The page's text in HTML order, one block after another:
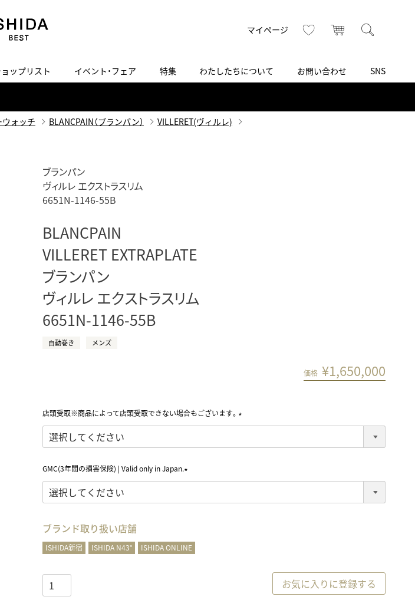
マイページ お気に入りカート
ARMINSTROM
アーミンシュトローム
ブランド一覧はこちら
サービスについて
検索
ヴィンテージブランド
ップリスト
表参道 ISHIDA N43°（札幌）
Time Lounge
参道ブティック
ヒューリックスクエア札幌
イベント・フェア 特集 わたしたちについて お問い合わせ SNS
INSTAGRAM
ウォッチ BLANCPAIN（ブランパン）
VILLERET(ヴィルレ)
ブランパン
ヴィルレ エクストラスリム
6651N-1146-55B
BLANCPAIN
VILLERET EXTRAPLATE
ブランパン
ヴィルレ エクストラスリム
6651N-1146-55B
⾃動巻き メンズ
価格 ¥1,650,000
店頭受取※商品によって店頭受取できない場合もございます。
(
GMC(3年間の損害保険) | Valid only in Japan.
(
ブランド取り扱い店舗
ISHIDA新宿 ISHIDA N43° ISHIDA ONLINE
お気に入りに登録する
へ